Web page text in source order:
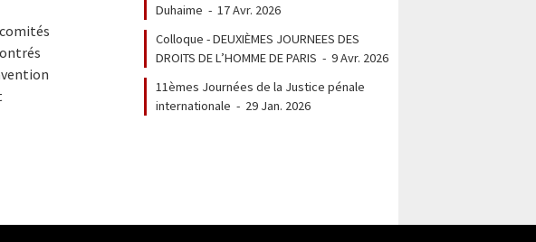
Duhaime -17 Avr. 2026
Colloque - DEUXIÈMES JOURNEES DES
DROITS DE L’HOMME DE PARIS -9 Avr. 2026
11èmes Journées de la Justice pénale
internationale - 29 Jan. 2026